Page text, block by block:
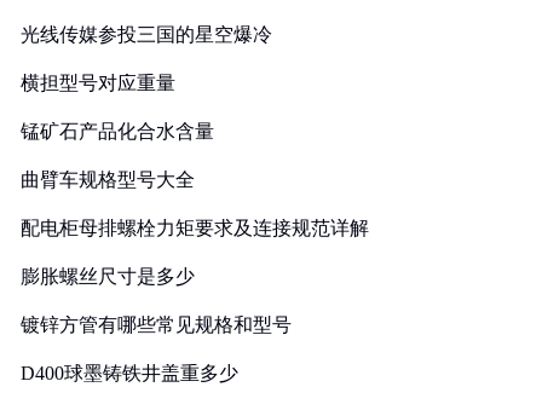
光线传媒参投三国的星空爆冷
横担型号对应重量
锰矿石产品化合水含量
曲臂车规格型号大全
配电柜母排螺栓力矩要求及连接规范详解
膨胀螺丝尺寸是多少
镀锌方管有哪些常见规格和型号
D400球墨铸铁井盖重多少